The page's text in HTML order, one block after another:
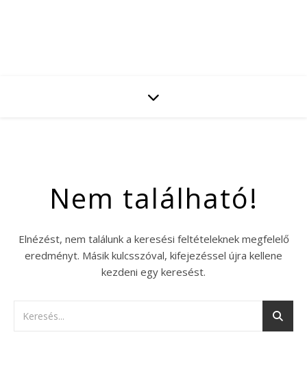
Nem található!
Elnézést, nem találunk a keresési feltételeknek megfelelő
eredményt. Másik kulcsszóval, kifejezéssel újra kellene
kezdeni egy keresést.